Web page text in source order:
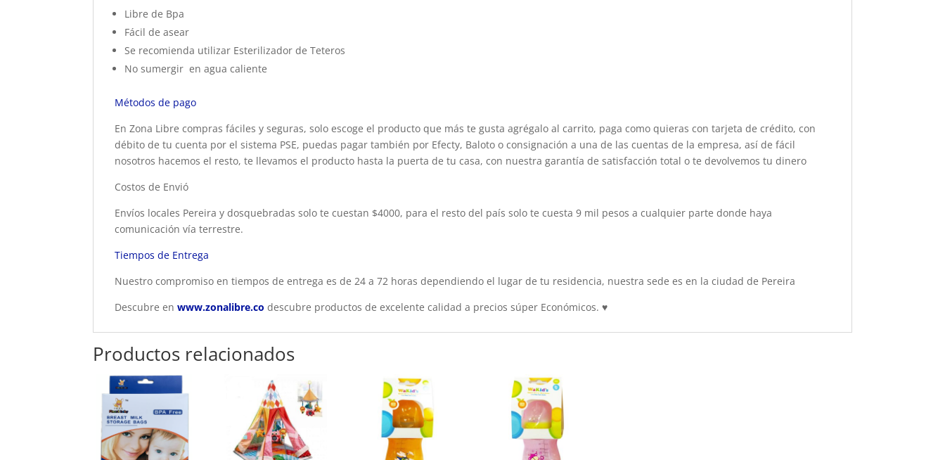
Libre de Bpa
Fácil de asear
Se recomienda utilizar Esterilizador de Teteros
No sumergir en agua caliente
Métodos de pago
En Zona Libre compras fáciles y seguras, solo escoge el producto que más te gusta agrégalo al carrito, paga como quieras con tarjeta de crédito, con
débito de tu cuenta por el sistema PSE, puedas pagar también por Efecty, Baloto o consignación a una de las cuentas de la empresa, así de fácil
nosotros hacemos el resto, te llevamos el producto hasta la puerta de tu casa, con nuestra garantía de satisfacción total o te devolvemos tu dinero
Costos de Envió
Envíos locales Pereira y dosquebradas solo te cuestan $4000, para el resto del país solo te cuesta 9 mil pesos a cualquier parte donde haya
comunicación vía terrestre.
Tiempos de Entrega
Nuestro compromiso en tiempos de entrega es de 24 a 72 horas dependiendo el lugar de tu residencia, nuestra sede es en la ciudad de Pereira
Descubre en www.zonalibre.co descubre productos de excelente calidad a precios súper Económicos. ♥
Productos relacionados